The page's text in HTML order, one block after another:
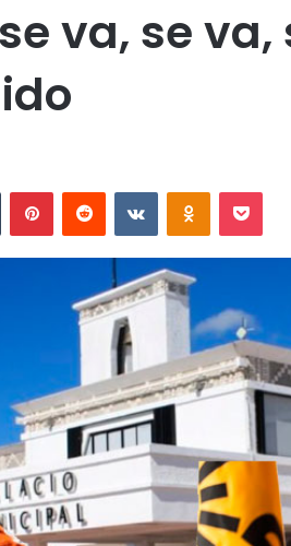
va, se
Tumblr PinterestReddit VKontakte